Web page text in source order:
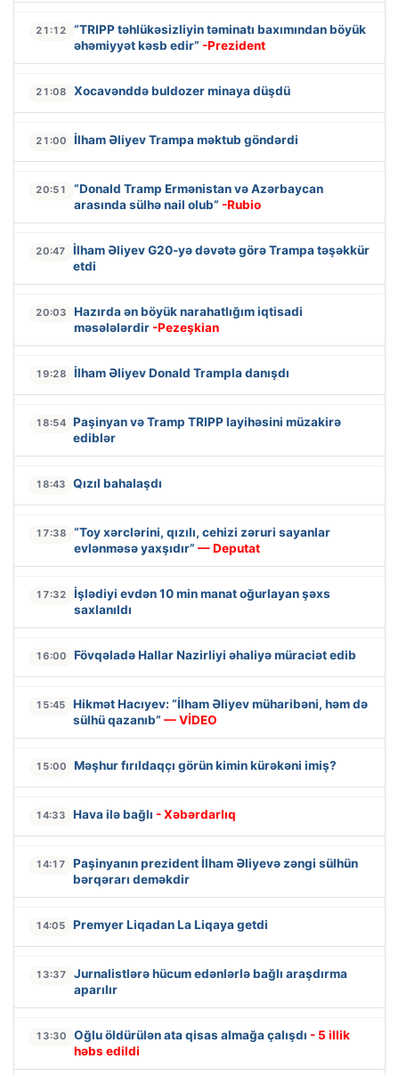
21:12
“TRIPP təhlükəsizliyin təminatı baxımından böyük
əhəmiyyət kəsb edir” -Prezident
21:08 Xocavənddə buldozer minaya düşdü
21:00 İlham Əliyev Trampa məktub göndərdi
20:51
“Donald Tramp Ermənistan və Azərbaycan
arasında sülhə nail olub” -Rubio
20:47
İlham Əliyev G20-yə dəvətə görə Trampa təşəkkür
etdi
20:03
Hazırda ən böyük narahatlığım iqtisadi
məsələlərdir -Pezeşkian
19:28 İlham Əliyev Donald Trampla danışdı
18:54 Paşinyan və Tramp TRIPP layihəsini müzakirə
ediblər
18:43 Qızıl bahalaşdı
17:38
“Toy xərclərini, qızılı, cehizi zəruri sayanlar
evlənməsə yaxşıdır” — Deputat
17:32
İşlədiyi evdən 10 min manat oğurlayan şəxs
saxlanıldı
16:00 Fövqəladə Hallar Nazirliyi əhaliyə müraciət edib
15:45
Hikmət Hacıyev: “İlham Əliyev müharibəni, həm də
sülhü qazanıb” — VİDEO
15:00 Məşhur fırıldaqçı görün kimin kürəkəni imiş?
14:33 Hava ilə bağlı - Xəbərdarlıq
14:17
Paşinyanın prezident İlham Əliyevə zəngi sülhün
bərqərarı deməkdir
14:05 Premyer Liqadan La Liqaya getdi
13:37
Jurnalistlərə hücum edənlərlə bağlı araşdırma
aparılır
13:30 Oğlu öldürülən ata qisas almağa çalışdı - 5 illik
həbs edildi